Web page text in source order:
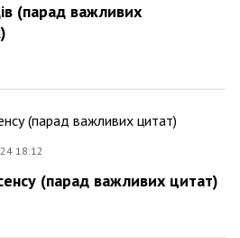
(парад важливих
18:12
(парад важливих цитат)